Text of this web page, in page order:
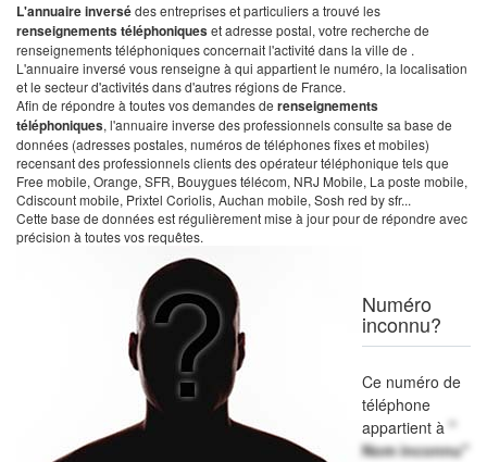
L'annuaire inversédes entreprises et particuliers a trouvé les
renseignements téléphoniqueset adresse postal, votre recherche de
renseignements téléphoniques concernait l'activité dans la ville de .
L'annuaire inversé vous renseigne à qui appartient le numéro, la localisation
et le secteur d'activités dans d'autres régions de France.
Afin de répondre à toutes vos demandes de renseignements
téléphoniques, l'annuaire inverse des professionnels consulte sa base de
données (adresses postales, numéros de téléphones fixes et mobiles)
recensant des professionnels clients des opérateur téléphonique tels que
Free mobile, Orange, SFR, Bouygues télécom, NRJ Mobile, La poste mobile,
Cdiscount mobile, Prixtel Coriolis, Auchan mobile, Sosh red by sfr...
Cette base de données est régulièrement mise à jour pour de répondre avec
précision à toutes vos requêtes.
Numéro
inconnu?
Ce numéro de
téléphone
appartient à "
Nom inconnu"